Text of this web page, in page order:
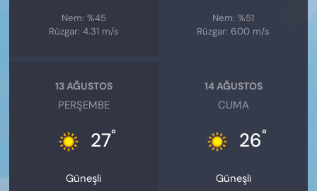
Nem: %45
Rüzgar: 4.31 m/s
Nem: %51
Rüzgar: 6.00 m/s
13 AĞUSTOS
PERŞEMBE
27°
Güneşli
14 AĞUSTOS
CUMA
26°
Güneşli